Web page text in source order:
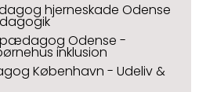
hjerneskade Odense
Odense -
inklusion
København - Udeliv &